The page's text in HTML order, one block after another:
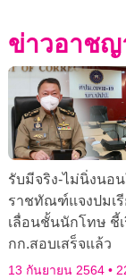
ข่าวอาชญ
รับมีจริง-ไม่นิ่งนอน
ราชทัณฑ์แจงปมเรี
เลื่อนชั้นนักโทษ ชี้เ
กก.สอบเสร็จแล้ว
13 กันยายน 2564